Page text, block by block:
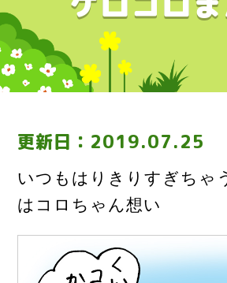
更新日： 2019.07.25
いつもはりきりすぎちゃ
はコロちゃん想い